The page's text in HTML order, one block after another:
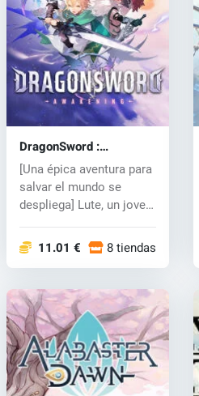
DragonSword :
Awakening (PC) key
[Una épica aventura para
salvar el mundo se
despliega] Lute, un joven
11.01 € 8 tiendas